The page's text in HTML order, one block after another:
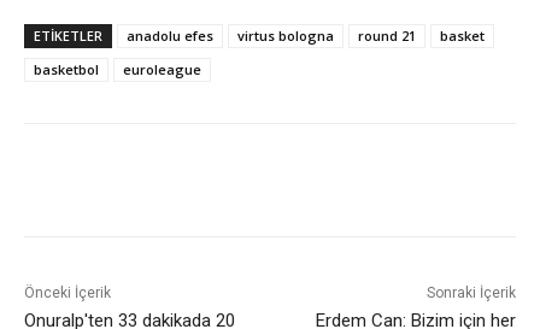
ETIKETLER anadolu efes virtus bologna round 21
basket
basketbol
euroleague
Önceki İçerik
Onuralp'ten 33 dakikada 20
Sonraki İçerik
Erdem Can: Bizim için her